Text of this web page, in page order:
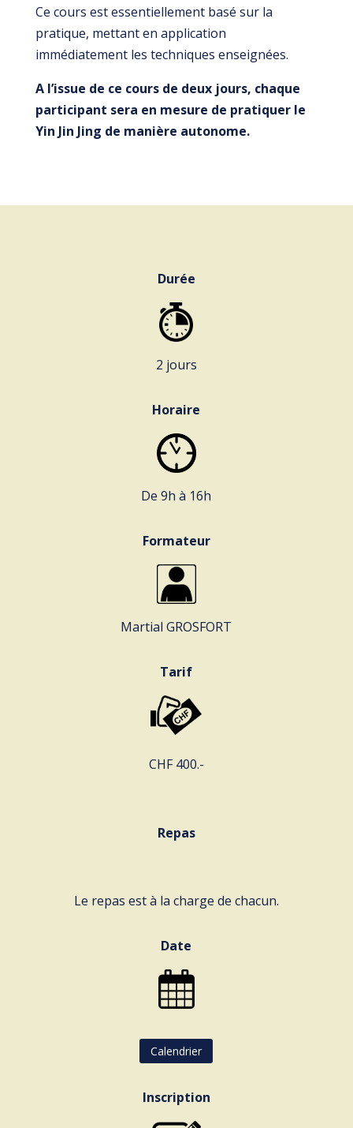
Ce cours est essentiellement basé sur la
pratique, mettant en application
immédiatement les techniques enseignées.
A l’issue de ce cours de deux jours, chaque
participant sera en mesure de pratiquer le
Yin Jin Jing de manière autonome.
Durée
2 jours
Horaire
De 9h à 16h
Formateur
Martial GROSFORT
Tarif
CHF 400.-
Repas
Le repas est à la charge de chacun.
Date
Calendrier
Inscription